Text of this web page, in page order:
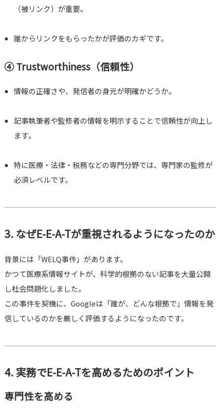
（被リンク）が重要。
誰からリンクをもらったかが評価のカギです。
④Trustworthiness（信頼性）
情報の正確さや、発信者の身元が明確かどうか。
記事執筆者や監修者の情報を明示することで信頼性が向上し
ます。
特に医療・法律・税務などの専門分野では、専門家の監修が
必須レベルです。
3. なぜE-E-A-Tが重視されるようになったのか
背景には「WELQ事件」があります。
かつて医療系情報サイトが、科学的根拠のない記事を大量公開
し社会問題化しました。
この事件を契機に、Googleは「誰が、どんな根拠で」情報を発
信しているのかを厳しく評価するようになったのです。
4. 実務でE-E-A-Tを高めるためのポイント
専門性を高める